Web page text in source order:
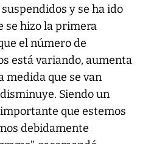
y se ha ido
se hizo la primera
el número de
está variando, aumenta
medida que se van
Siendo un
que estemos
debidamente